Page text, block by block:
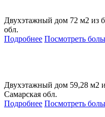
Двухэтажный дом 72 м2 из
обл.
Подробнее Посмотреть
Двухэтажный дом 59,28 м2
Самарская обл.
Подробнее Посмотреть